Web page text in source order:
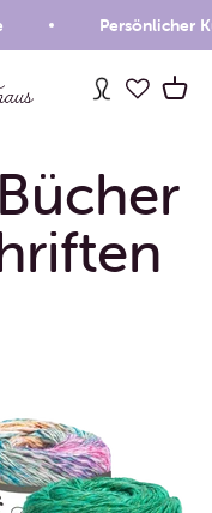
Persönlicher